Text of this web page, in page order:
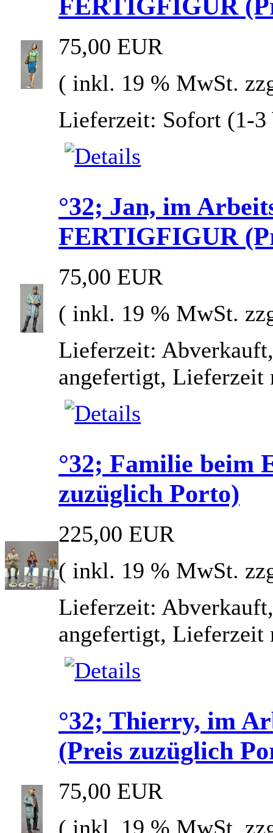
FERTIGFIGUR
75,00 EUR
( inkl. 19 % MwSt.
Lieferzeit: Sofort (1-3
°32; Jan, im
FERTIGFIGUR
75,00 EUR
( inkl. 19 % MwSt.
Lieferzeit:
angefertigt, Lieferzeit
°32; Familie beim
zuzüglich Porto)
225,00 EUR
( inkl. 19 % MwSt.
Lieferzeit:
angefertigt, Lieferzeit
°32; Thierry, im
(Preis zuzüglich
75,00 EUR
( inkl. 19 % MwSt.